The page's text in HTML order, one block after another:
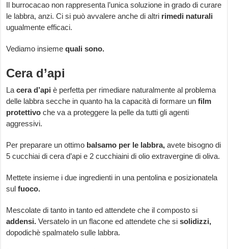
Il burrocacao non rappresenta l’unica soluzione in grado di curare
le labbra, anzi. Ci si può avvalere anche di altri rimedi naturali
ugualmente efficaci.
Vediamo insiemequali sono.
Cera d’api
Lacera d’api è perfetta per rimediare naturalmente al problema
delle labbra secche in quanto ha la capacità di formare un film
protettivo che va a proteggere la pelle da tutti gli agenti
aggressivi.
Per preparare un ottimo balsamo per le labbra, avete bisogno di
5 cucchiai di cera d’api e 2 cucchiaini di olio extravergine di oliva.
Mettete insieme i due ingredienti in una pentolina e posizionatela
sul fuoco.
Mescolate di tanto in tanto ed attendete che il composto si
addensi. Versatelo in un flacone ed attendete che sisolidizzi,
dopodichè spalmatelo sulle labbra.